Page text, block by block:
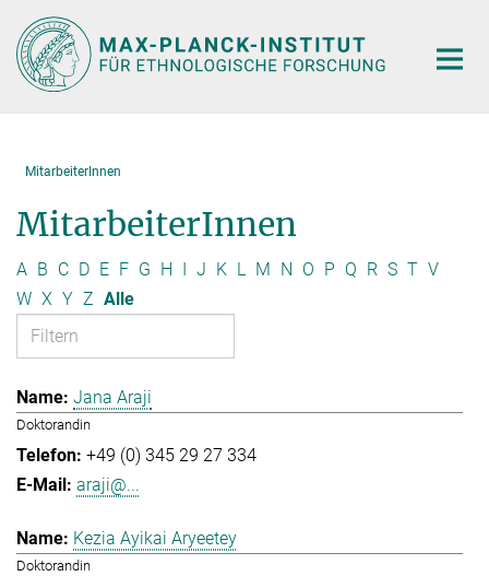
Hauptinhalt
MitarbeiterInnen
MitarbeiterInnen
A B C D E F G H I J K L M N O P Q R S T V
W X Y Z Alle
Jana Araji
Doktorandin
+49 (0) 345 29 27 334
araji@...
Kezia Ayikai Aryeetey
Doktorandin